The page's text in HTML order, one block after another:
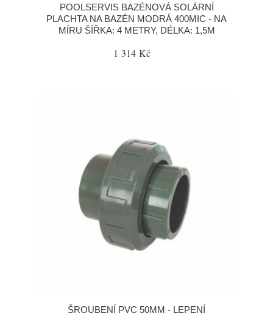
POOLSERVIS BAZÉNOVÁ SOLÁRNÍ
PLACHTA NA BAZÉN MODRÁ 400MIC - NA
MÍRU ŠÍŘKA: 4 METRY, DÉLKA: 1,5M
1 314 Kč
ŠROUBENÍ PVC 50MM - LEPENÍ